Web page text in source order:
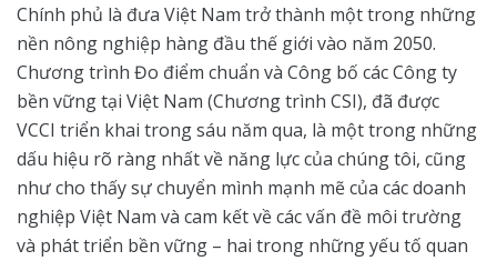
Chính phủ là đưa Việt Nam trở thành một trong những
nền nông nghiệp hàng đầu thế giới vào năm 2050.
Chương trình Đo điểm chuẩn và Công bố các Công ty
bền vững tại Việt Nam (Chương trình CSI), đã được
VCCI triển khai trong sáu năm qua, là một trong những
dấu hiệu rõ ràng nhất về năng lực của chúng tôi, cũng
như cho thấy sự chuyển mình mạnh mẽ của các doanh
nghiệp Việt Nam và cam kết về các vấn đề môi trường
và phát triển bền vững – hai trong những yếu tố quan